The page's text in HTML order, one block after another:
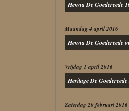
Henna De Goedereede
Maandag 4 april 2016
Henna De Goedereede
Vrijdag 1 april 2016
Heritage De
Zaterdag 20 februari 2016